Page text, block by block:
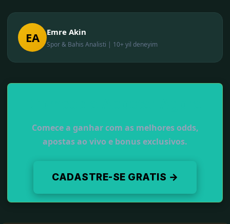
EA Emre Akin
Spor & Bahis Analisti | 10+ yil deneyim
Comece a ganhar com as melhores odds,
apostas ao vivo e bonus exclusivos.
CADASTRE-SE GRATIS →